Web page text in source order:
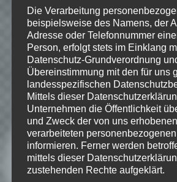
Wie gefällt dir dieser
Klicke hier und
eine Bewertung da!
Schreibe einen
Deine E-Mail-Adresse wird
veröffentlicht. Erforderliche
sind mit*markiert
Kommentar *
Die Verarbeitung
beispielsweise des Namens, der
Adresse oder Telefonnummer
Person, erfolgt stets im Einklang
Datenschutz-Grundverordnung
Übereinstimmung mit den für uns
landesspezifischen
Mittels dieser
Unternehmen die Öffentlichkeit
und Zweck der von uns
verarbeiteten
informieren. Ferner werden
mittels dieser
zustehenden Rechte aufgeklärt.